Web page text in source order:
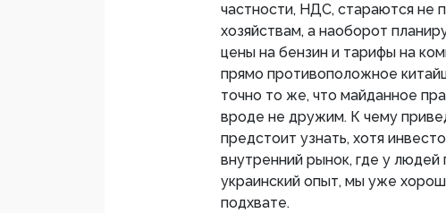
частности, НДС, стараются не
хозяйствам, а наоборот
цены на бензин и тарифы на
прямо противоположное
точно то же, что майданное
вроде не дружим. К чему
предстоит узнать, хотя
внутренний рынок, где у людей
украинский опыт, мы уже
подхвате.